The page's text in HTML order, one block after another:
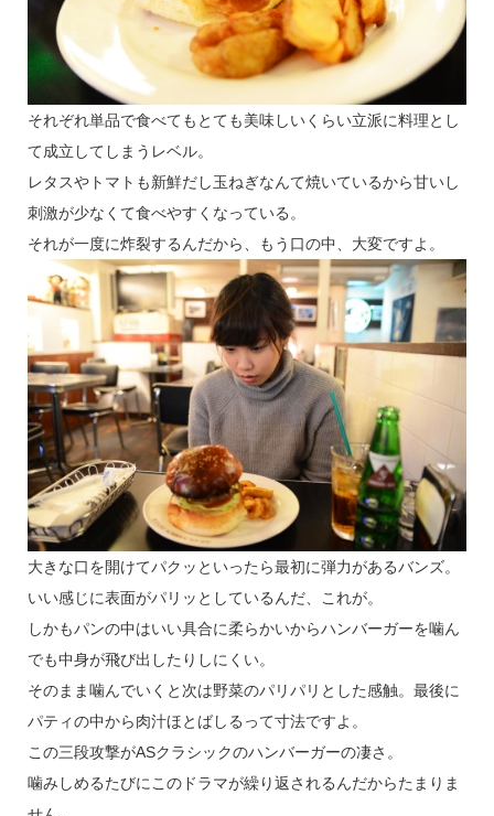
それぞれ単品で食べてもとても美味しいくらい立派に料理とし
て成立してしまうレベル。
レタスやトマトも新鮮だし玉ねぎなんて焼いているから甘いし
刺激が少なくて食べやすくなっている。
それが一度に炸裂するんだから、もう口の中、大変ですよ。
大きな口を開けてパクッといったら最初に弾力があるバンズ。
いい感じに表面がパリッとしているんだ、これが。
しかもパンの中はいい具合に柔らかいからハンバーガーを噛ん
でも中身が飛び出したりしにくい。
そのまま噛んでいくと次は野菜のパリパリとした感触。最後に
パティの中から肉汁ほとばしるって寸法ですよ。
この三段攻撃がASクラシックのハンバーガーの凄さ。
噛みしめるたびにこのドラマが繰り返されるんだからたまりま